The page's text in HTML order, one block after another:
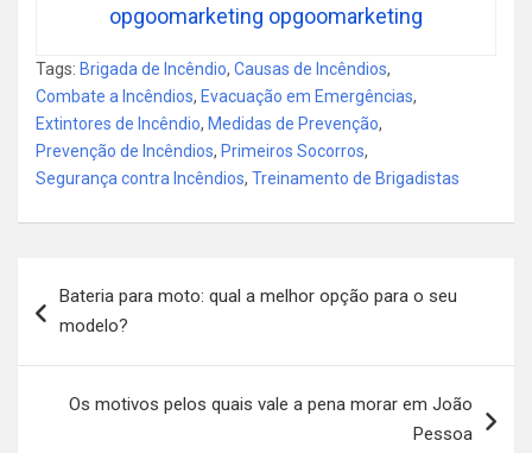
opgoomarketing opgoomarketing
Tags: Brigada de Incêndio, Causas de Incêndios,
Combate a Incêndios, Evacuação em Emergências,
Extintores de Incêndio, Medidas de Prevenção,
Prevenção de Incêndios, Primeiros Socorros,
Segurança contra Incêndios, Treinamento de Brigadistas
de
Bateria para moto: qual a melhor opção para o seu
modelo?
Os motivos pelos quais vale a pena morar em João
Pessoa